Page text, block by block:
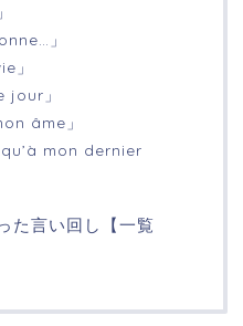
」
」
jour」
âme」
mon dernier
た言い回し【一覧